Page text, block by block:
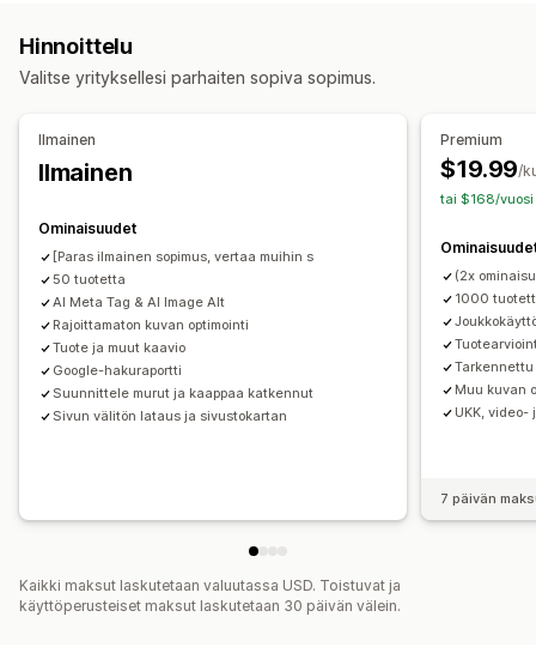
404-sivut Navigointipolut
Meta-tunnisteet
Rich-koodinpätkät JSON-LD
Paikallinen hakukoneoptimointi
Kuvan optimointi
Automaatiot
Tehokkuuden valvonta
SEO-pisteet
Tiedot ja vinkit
Avainsana-analyysi
Nopeusanalyysi
Linkkianalyysi
Sisältöanalyysi
Sivustoliikenne
Hinnoittelu
Valitse yrityksellesi parhaiten sopiva sopimus.
Ilmainen
Ilmainen
Ominaisuudet
[Paras ilmainen sopimus, vertaa muihin s
50 tuotetta
AI Meta Tag & AI Image Alt
Rajoittamaton kuvan optimointi
Tuote ja muut kaavio
Google-hakuraportti
Suunnittele murut ja kaappaa katkennut
Sivun välitön lataus ja sivustokartan
Premium
$19.99/
tai $168/
(2x
1000
Muu kuvan
UKK,
7 päivän
Kaikki maksut laskutetaan valuutassa USD. Toistuvat ja
käyttöperusteiset maksut laskutetaan 30 päivän välein.